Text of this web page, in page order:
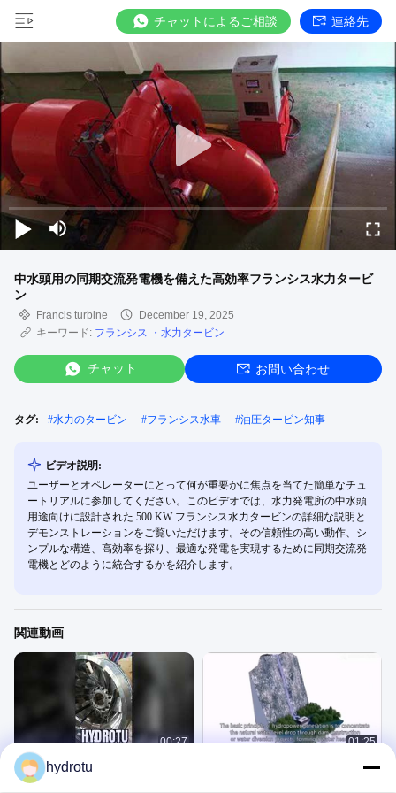
チャットによるご相談 連絡先
中水頭用の同期交流発電機を備えた高効率フランシス水力タービ
ン
Francis turbine
December 19, 2025
キーワード: フランシス ・水力タービン
チャット お問い合わせ
タグ: #水力のタービン #フランシス水車 #油圧タービン知事
ビデオ説明:
ユーザーとオペレーターにとって何が重要かに焦点を当てた簡単なチュ
ートリアルに参加してください。このビデオでは、水力発電所の中水頭
用途向けに設計された 500 KW フランシス水力タービンの詳細な説明と
デモンストレーションをご覧いただけます。その信頼性の高い動作、シ
ンプルな構造、高効率を探り、最適な発電を実現するために同期交流発
電機とどのように統合するかを紹介します。
関連動画
00:27
高品質のフランシス水力タービンラ
ンナー、高効率。水力発電設備サプ
01:25
水力発電所はどう機能する?水から電
hydrotu